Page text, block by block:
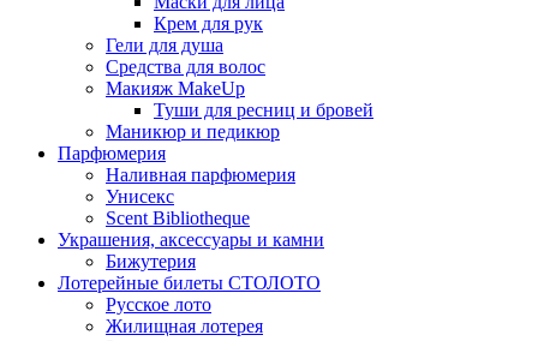
Крем для рук
Гели для душа
Средства для волос
Макияж MakeUp
Туши для ресниц и бровей
Маникюр и педикюр
Парфюмерия
Наливная парфюмерия
Унисекс
Scent Bibliotheque
Украшения, аксессуары и камни
Бижутерия
Лотерейные билеты СТОЛОТО
Русское лото
Жилищная лотерея